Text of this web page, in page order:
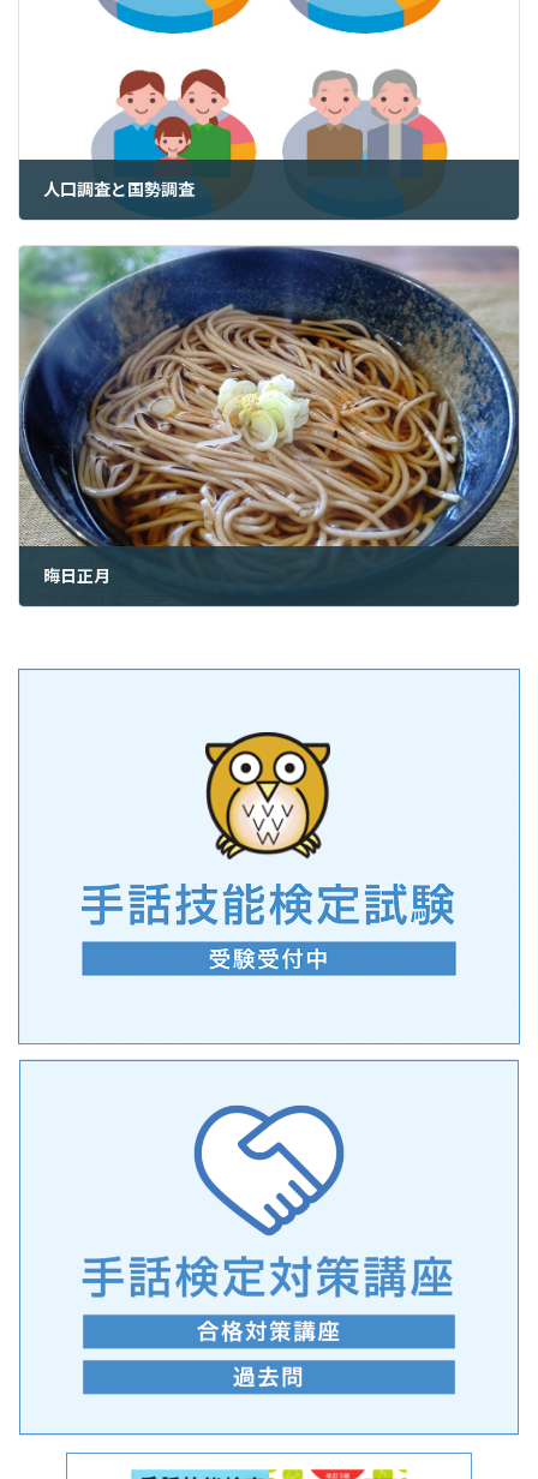
人口調査と国勢調査
晦日正月